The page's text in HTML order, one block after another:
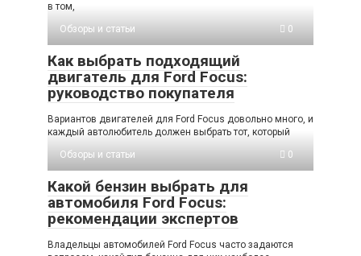
в том,
Обзоры и статьи
0
Как выбрать подходящий
двигатель для Ford Focus:
руководство покупателя
Вариантов двигателей для Ford Focus довольно много, и
каждый автолюбитель должен выбрать тот, который
Обзоры и статьи
0
Какой бензин выбрать для
автомобиля Ford Focus:
рекомендации экспертов
Владельцы автомобилей Ford Focus часто задаются